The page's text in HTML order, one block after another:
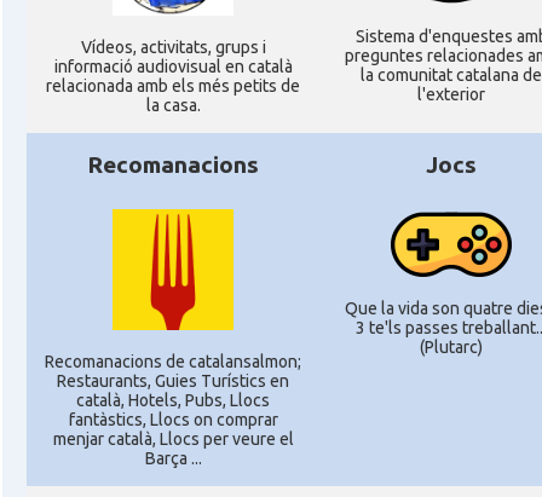
Ví­deos, activitats, grups i
informació audiovisual en català
relacionada amb els més petits de
la casa.
Sistema d'enquestes
preguntes relacionades
la comunitat catalana de
l'exterior
Recomanacions
Recomanacions de catalansalmon;
Restaurants, Guies Turístics en
català, Hotels, Pubs, Llocs
fantàstics, Llocs on comprar
menjar català, Llocs per veure el
Barça ...
Jocs
Que la vida son quatre
3 te'ls passes
(Plutarc)